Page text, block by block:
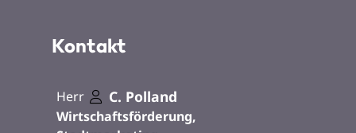
Kontakt
Herr C. Polland
Wirtschaftsförderung,